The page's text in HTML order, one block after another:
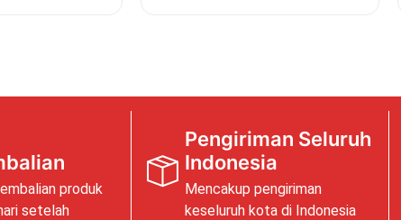
produk
setelah
Pengiriman Seluruh
Indonesia
Mencakup pengiriman
keseluruh kota di Indonesia